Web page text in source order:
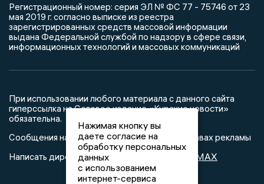
Регистрационный номер: серия ЭЛ № ФС 77 - 75746 от 23
мая 2019 г. согласно выписке из реестра
зарегистрированных средств массовой информации
выдана Федеральной службой по надзору в сфере связи,
информационных технологий и массовых коммуникаций
При использовании любого материала с данного сайта
гиперссылка на Сетевое издание «Курские новости»
обязательна.
Сообщения на сером фоне размещены на правах рекламы
Написать директору в телеграм
MAX
Нажимая кнопку вы
даете согласие на
обработку персональных
данных
с использованием
интернет-сервиса